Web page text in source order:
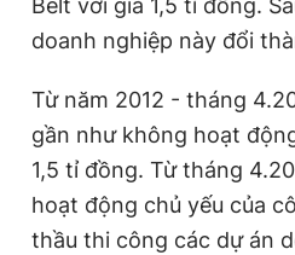
Belt với giá 1,5 tỉ đồng.
doanh nghiệp này đổi
Từ năm 2012 - tháng
gần như không hoạt
1,5 tỉ đồng. Từ tháng
hoạt động chủ yếu của
thầu thi công các dự án